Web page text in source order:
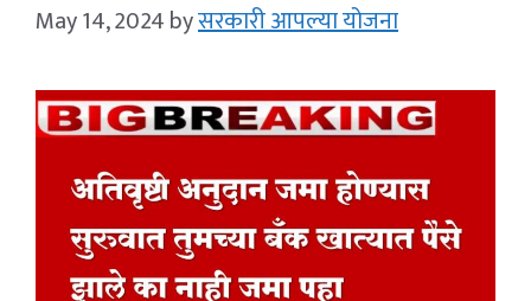
May 14, 2024byसरकारी आपल्या योजना